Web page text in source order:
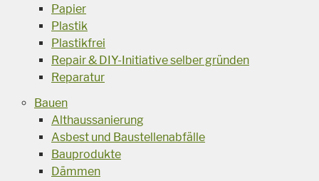
Papier
Plastik
Plastikfrei
Repair & DIY-Initiative selber gründen
Reparatur
Bauen
Althaussanierung
Asbest und Baustellenabfälle
Bauprodukte
Dämmen